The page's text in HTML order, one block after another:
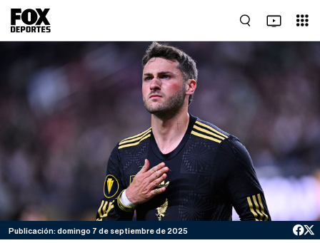
Publicación: domingo 7 de septiembre de 2025